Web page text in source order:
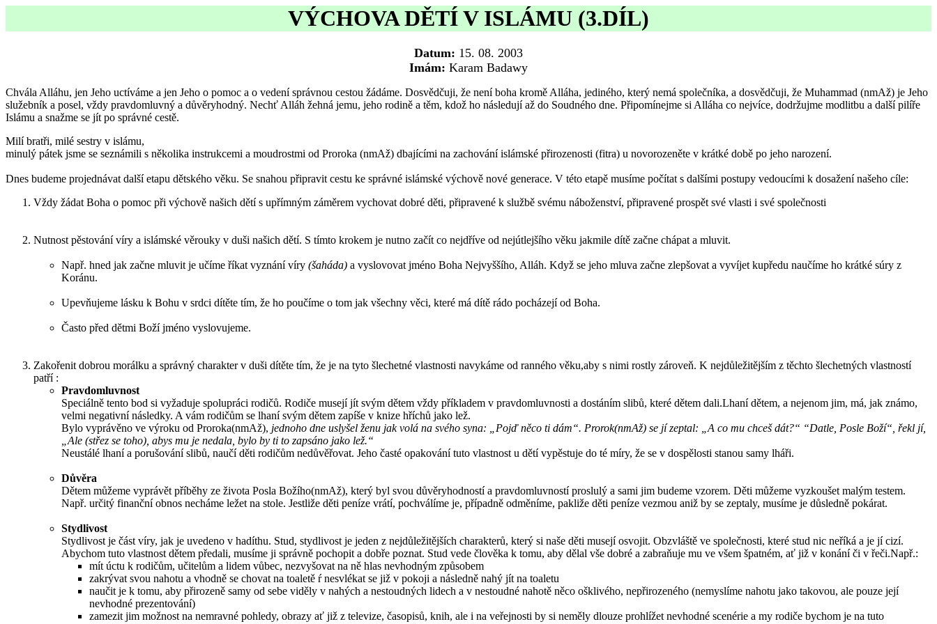
VÝCHOVA DĚTÍ V ISLÁMU (3.DÍL)
Datum: 15. 08. 2003
Imám: Karam Badawy
Chvála Alláhu, jen Jeho uctíváme a jen Jeho o pomoc a o vedení správnou cestou žádáme. Dosvědčuji, že není boha kromě Alláha, jediného, který nemá společníka, a dosvědčuji, že Muhammad (nmAž) je Jeho
služebník a posel, vždy pravdomluvný a důvěryhodný. Nechť Alláh žehná jemu, jeho rodině a těm, kdož ho následují až do Soudného dne. Připomínejme si Alláha co nejvíce, dodržujme modlitbu a další pilíře
Islámu a snažme se jít po správné cestě.
Milí bratři, milé sestry v islámu,
minulý pátek jsme se seznámili s několika instrukcemi a moudrostmi od Proroka (nmAž) dbajícími na zachování islámské přirozenosti (fitra) u novorozeněte v krátké době po jeho narození.
Dnes budeme projednávat další etapu dětského věku. Se snahou připravit cestu ke správné islámské výchově nové generace. V této etapě musíme počítat s dalšími postupy vedoucími k dosažení našeho cíle:
Vždy žádat Boha o pomoc při výchově našich dětí s upřímným záměrem vychovat dobré děti, připravené k službě svému náboženství, připravené prospět své vlasti i své společnosti
Nutnost pěstování víry a islámské věrouky v duši našich dětí. S tímto krokem je nutno začít co nejdříve od nejútlejšího věku jakmile dítě začne chápat a mluvit.
Např. hned jak začne mluvit je učíme říkat vyznání víry (šaháda) a vyslovovat jméno Boha Nejvyššího, Alláh. Když se jeho mluva začne zlepšovat a vyvíjet kupředu naučíme ho krátké súry z
Koránu.
Upevňujeme lásku k Bohu v srdci dítěte tím, že ho poučíme o tom jak všechny věci, které má dítě rádo pocházejí od Boha.
Často před dětmi Boží jméno vyslovujeme.
Zakořenit dobrou morálku a správný charakter v duši dítěte tím, že je na tyto šlechetné vlastnosti navykáme od ranného věku,aby s nimi rostly zároveň. K nejdůležitějším z těchto šlechetných vlastností
patří :
Pravdomluvnost
Speciálně tento bod si vyžaduje spolupráci rodičů. Rodiče musejí jít svým dětem vždy příkladem v pravdomluvnosti a dostáním slibů, které dětem dali.Lhaní dětem, a nejenom jim, má, jak známo,
velmi negativní následky. A vám rodičům se lhaní svým dětem zapíše v knize hříchů jako lež.
Bylo vyprávěno ve výroku od Proroka(nmAž), jednoho dne uslyšel ženu jak volá na svého syna: „Pojď něco ti dám“. Prorok(nmAž) se jí zeptal: „A co mu chceš dát?“ “Datle, Posle Boží“, řekl jí,
„Ale (střez se toho), abys mu je nedala, bylo by ti to zapsáno jako lež.“
Neustálé lhaní a porušování slibů, naučí děti rodičům nedůvěřovat. Jeho časté opakování tuto vlastnost u dětí vypěstuje do té míry, že se v dospělosti stanou samy lháři.
Důvěra
Dětem můžeme vyprávět příběhy ze života Posla Božího(nmAž), který byl svou důvěryhodností a pravdomluvností proslulý a sami jim budeme vzorem. Děti můžeme vyzkoušet malým testem.
Např. určitý finanční obnos necháme ležet na stole. Jestliže děti peníze vrátí, pochválíme je, případně odměníme, pakliže děti peníze vezmou aniž by se zeptaly, musíme je důsledně pokárat.
Stydlivost
Stydlivost je část víry, jak je uvedeno v hadíthu. Stud, stydlivost je jeden z nejdůležitějších charakterů, který si naše děti musejí osvojit. Obzvláště ve společnosti, které stud nic neříká a je jí cizí.
Abychom tuto vlastnost dětem předali, musíme ji správně pochopit a dobře poznat. Stud vede člověka k tomu, aby dělal vše dobré a zabraňuje mu ve všem špatném, ať již v konání či v řeči.Např.:
mít úctu k rodičům, učitelům a lidem vůbec, nezvyšovat na ně hlas nevhodným způsobem
zakrývat svou nahotu a vhodně se chovat na toaletě ŕ nesvlékat se již v pokoji a následně nahý jít na toaletu
naučit je k tomu, aby přirozeně samy od sebe viděly v nahých a nestoudných lidech a v nestoudné nahotě něco ošklivého, nepřirozeného (nemyslíme nahotu jako takovou, ale pouze její
nevhodné prezentování)
zamezit jim možnost na nemravné pohledy, obrazy ať již z televize, časopisů, knih, ale i na veřejnosti by si neměly dlouze prohlížet nevhodné scenérie a my rodiče bychom je na tuto